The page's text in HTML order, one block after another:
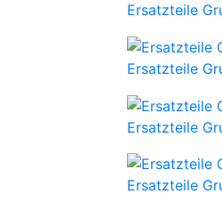
Ersatzteile
Ersatzteile
Ersatzteile
Ersatzteile